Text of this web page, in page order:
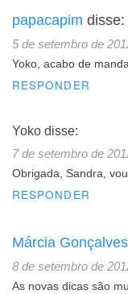
papacapim disse:
5 de setembro de
Yoko, acabo de
RESPONDER
Yoko disse:
7 de setembro de
Obrigada, Sandra,
RESPONDER
Márcia Gonçalves
8 de setembro de
As novas dicas são